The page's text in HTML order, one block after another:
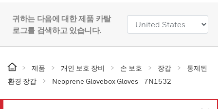
귀하는 다음에 대한 제품 카탈
로그를 검색하고 있습니다.
제품 개인 보호 장비 손 보호 장갑
통제된
환경 장갑
Neoprene Glovebox Gloves - 7N1532